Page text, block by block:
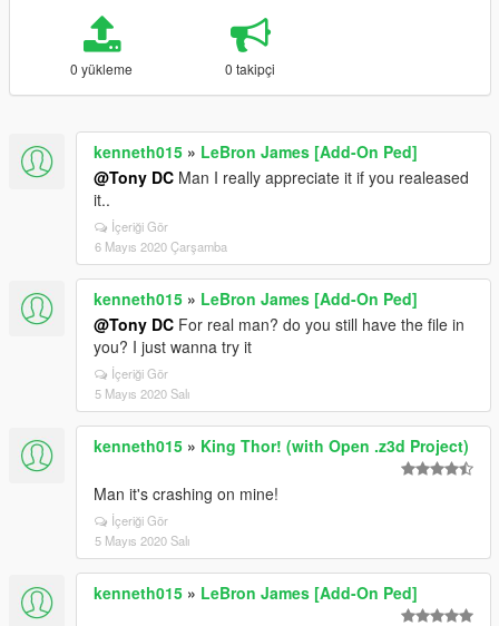
0 yükleme 0 takipçi
kenneth015 » LeBron James [Add-On Ped]
@Tony DC Man I really appreciate it if you realeased
it..
İçeriği Gör
6 Mayıs 2020 Çarşamba
kenneth015 » LeBron James [Add-On Ped]
@Tony DC For real man? do you still have the file in
you? I just wanna try it
İçeriği Gör
5 Mayıs 2020 Salı
kenneth015 » King Thor! (with Open .z3d Project)
Man it's crashing on mine!
İçeriği Gör
5 Mayıs 2020 Salı
kenneth015 » LeBron James [Add-On Ped]